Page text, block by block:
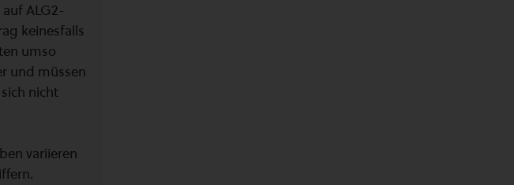
ALG2-
keinesfalls
umso
und müssen
nicht
variieren